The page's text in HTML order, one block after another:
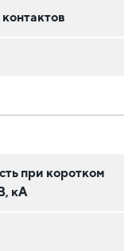
при коротком
кА